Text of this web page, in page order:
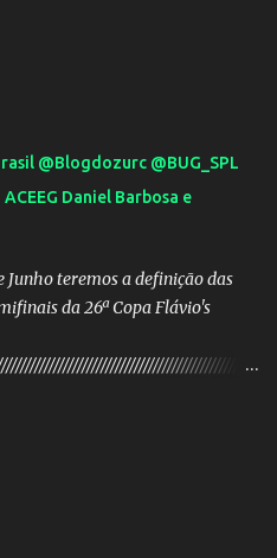
@Blogdozurc @BUG_SPL
Daniel Barbosa e
Junho teremos a definição das
da 26ª Copa Flávio's
Nome: Cleison